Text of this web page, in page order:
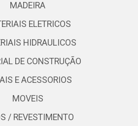
MADEIRA
ELETRICOS
HIDRAULICOS
DE CONSTRUÇÃO
E ACESSORIOS
MOVEIS
/ REVESTIMENTO